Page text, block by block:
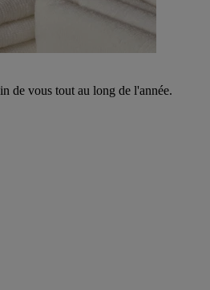
de vous tout au long de l'année.